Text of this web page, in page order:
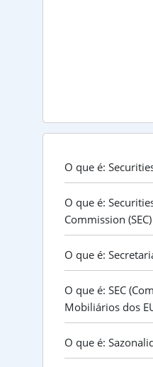
O que é:
O que é:
Commission (SEC)
O que é:
O que é: SEC
Mobiliários dos
O que é: